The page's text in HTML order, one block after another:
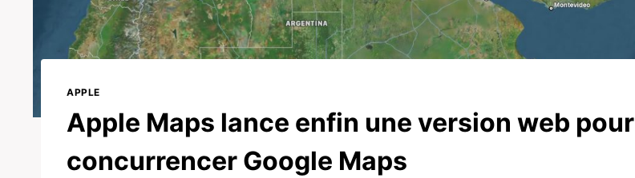
APPLE
Apple Maps lance enfin une version web pour
concurrencer Google Maps